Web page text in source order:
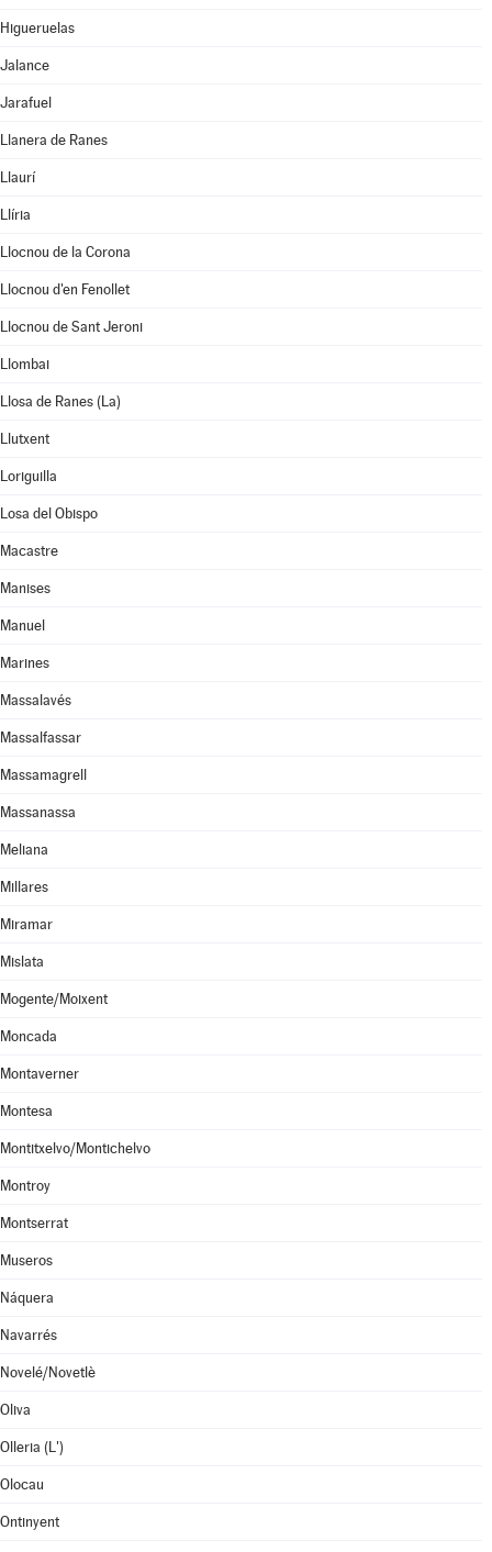
Higueruelas
Jalance
Jarafuel
Llanera de Ranes
Llaurí
Llíria
Llocnou de la Corona
Llocnou d'en Fenollet
Llocnou de Sant Jeroni
Llombai
Llosa de Ranes (La)
Llutxent
Loriguilla
Losa del Obispo
Macastre
Manises
Manuel
Marines
Massalavés
Massalfassar
Massamagrell
Massanassa
Meliana
Millares
Miramar
Mislata
Mogente/Moixent
Moncada
Montaverner
Montesa
Montitxelvo/Montichelvo
Montroy
Montserrat
Museros
Náquera
Navarrés
Novelé/Novetlè
Oliva
Olleria (L')
Olocau
Ontinyent